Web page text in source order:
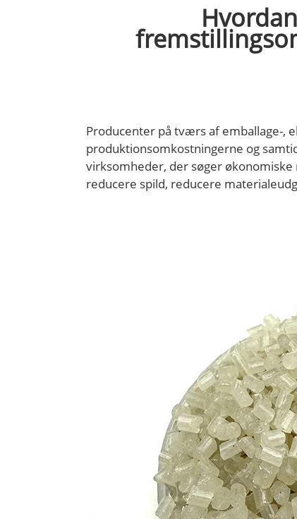
Producenter på tværs af emballage-,
produktionsomkostningerne og
virksomheder, der søger
reducere spild, reducere